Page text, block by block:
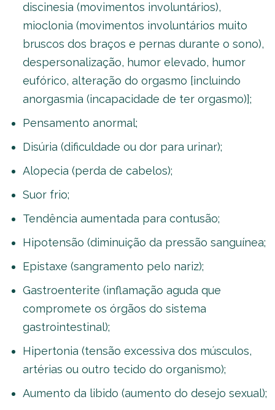
discinesia (movimentos involuntários),
mioclonia (movimentos involuntários muito
bruscos dos braços e pernas durante o sono),
despersonalização, humor elevado, humor
eufórico, alteração do orgasmo [incluindo
anorgasmia (incapacidade de ter orgasmo)];
Pensamento anormal;
Disúria (dificuldade ou dor para urinar);
Alopecia (perda de cabelos);
Suor frio;
Tendência aumentada para contusão;
Hipotensão (diminuição da pressão sanguínea;
Epistaxe (sangramento pelo nariz);
Gastroenterite (inflamação aguda que
compromete os órgãos do sistema
gastrointestinal);
Hipertonia (tensão excessiva dos músculos,
artérias ou outro tecido do organismo);
Aumento da libido (aumento do desejo sexual);